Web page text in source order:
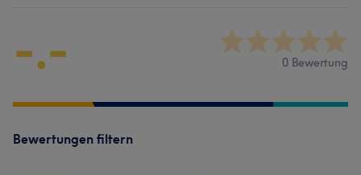
-.- 0 Bewertung
Bewertungen filtern